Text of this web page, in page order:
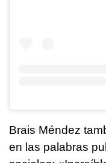
Brais Méndez
en las palabras